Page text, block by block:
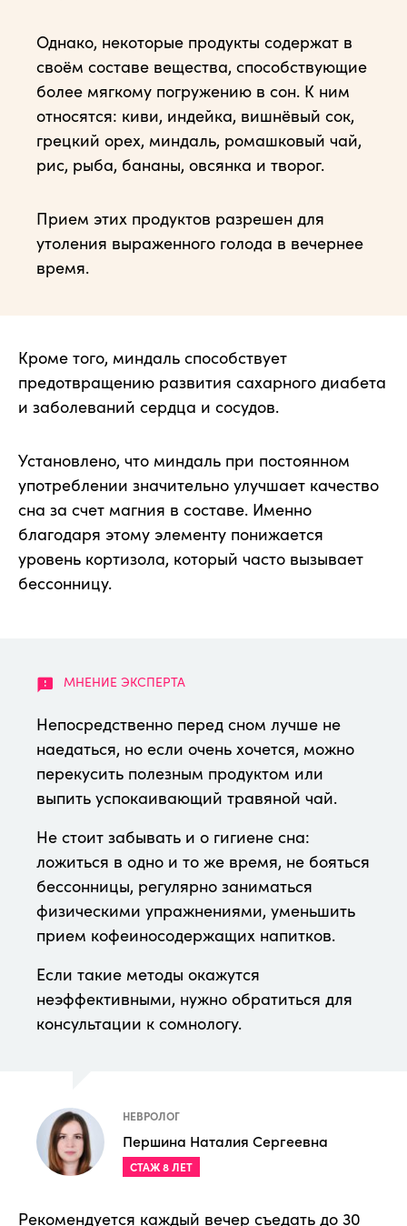
Однако, некоторые продукты содержат в
своём составе вещества, способствующие
более мягкому погружению в сон. К ним
относятся: киви, индейка, вишнёвый сок,
грецкий орех, миндаль, ромашковый чай,
рис, рыба, бананы, овсянка и творог.
Прием этих продуктов разрешен для
утоления выраженного голода в вечернее
время.
Кроме того, миндаль способствует
предотвращению развития сахарного диабета
и заболеваний сердца и сосудов.
Установлено, что миндаль при постоянном
употреблении значительно улучшает качество
сна за счет магния в составе. Именно
благодаря этому элементу понижается
уровень кортизола, который часто вызывает
бессонницу.
Непосредственно перед сном лучше не
наедаться, но если очень хочется, можно
перекусить полезным продуктом или
выпить успокаивающий травяной чай.
Не стоит забывать и о гигиене сна:
ложиться в одно и то же время, не бояться
бессонницы, регулярно заниматься
физическими упражнениями, уменьшить
прием кофеиносодержащих напитков.
Если такие методы окажутся
неэффективными, нужно обратиться для
консультации к сомнологу.
НЕВРОЛОГ
Першина Наталия Сергеевна
СТАЖ 8 ЛЕТ
Рекомендуется каждый вечер съедать до 30